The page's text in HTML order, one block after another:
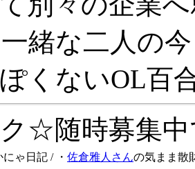
緒な二人の
くないOL百
☆随時募集
にゃ日記 / ・ 佐倉雅人さんの気まま散